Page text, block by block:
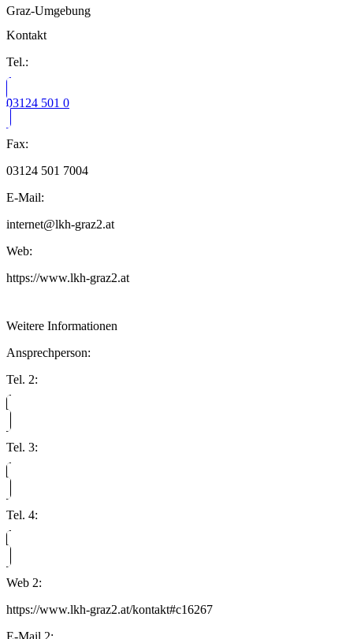
Graz-Umgebung
Kontakt
Tel.:
03124 501 0
Fax:
03124 501 7004
E-Mail:
internet@lkh-graz2.at
Web:
https://www.lkh-graz2.at
Weitere Informationen
Ansprechperson:
Tel. 2:
Tel. 3:
Tel. 4:
Web 2:
https://www.lkh-graz2.at/kontakt#c16267
E-Mail 2: